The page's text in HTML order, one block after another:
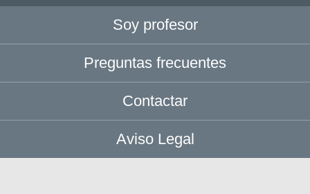
Soy profesor
Preguntas frecuentes
Contactar
Aviso Legal